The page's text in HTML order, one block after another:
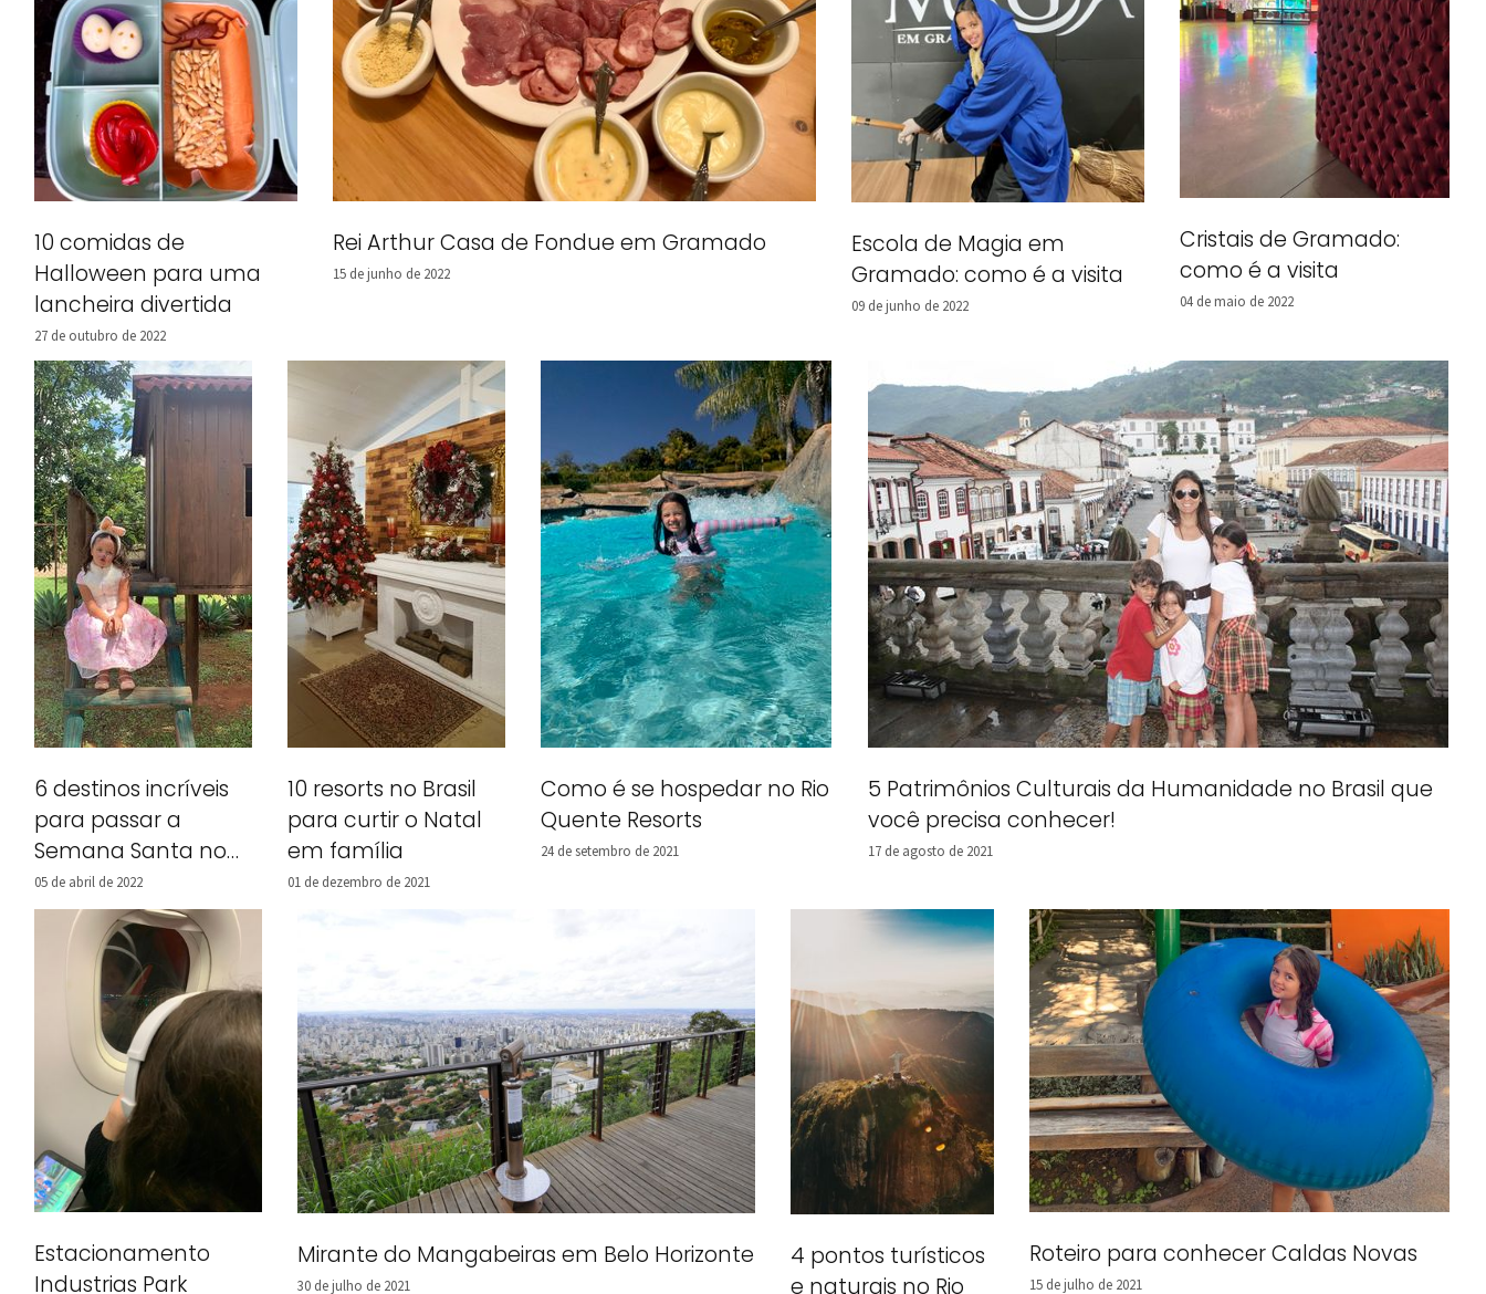
10 comidas de
Halloween para uma
lancheira divertida
27 de outubro de 2022
Rei Arthur Casa de Fondue em Gramado
15 de junho de 2022
Escola de Magia em
Gramado: como é a visita
09 de junho de 2022
Cristais de Gramado:
como é a visita
04 de maio de 2022
6 destinos incríveis
para passar a
Semana Santa no
Brasil
05 de abril de 2022
10 resorts no Brasil
para curtir o Natal
em família
01 de dezembro de 2021
Como é se hospedar no Rio
Quente Resorts
24 de setembro de 2021
5 Patrimônios Culturais da Humanidade no Brasil que
você precisa conhecer!
17 de agosto de 2021
Estacionamento
Industrias Park
Mirante do Mangabeiras em Belo Horizonte
30 de julho de 2021
4 pontos turísticos
e naturais no Rio
Roteiro para conhecer Caldas Novas
15 de julho de 2021